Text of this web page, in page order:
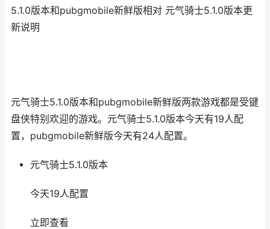
5.1.0版本和pubgmobile新鲜版相对 元气骑士5.1.0版本更
新说明
元气骑士5.1.0版本和pubgmobile新鲜版两款游戏都是受键
盘侠特别欢迎的游戏。元气骑士5.1.0版本今天有19人配
置，pubgmobile新鲜版今天有24人配置。
元气骑士5.1.0版本
今天19人配置
立即查看